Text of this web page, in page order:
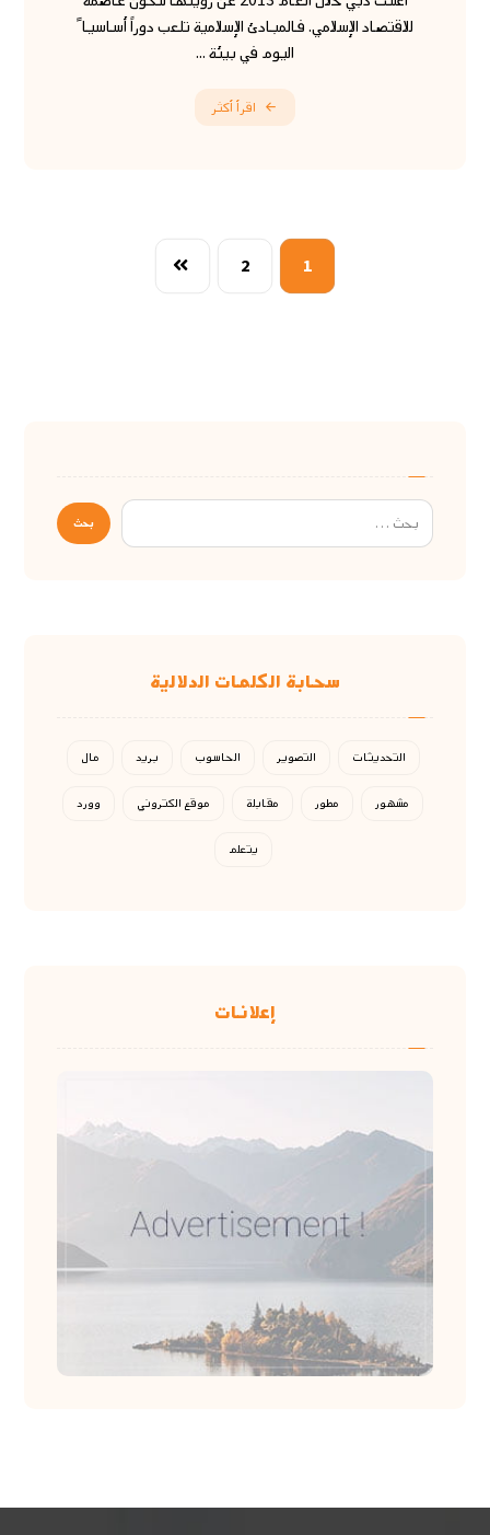
للاقتصاد الإسلامي. فالمبادئ الإسلامية تلعب دوراً أساسيا ً
اليوم في بيئة ...
اقرأ أكثر
1
2
سحابة الكلمات الدلالية
التحديثات التصوير الحاسوب بريد مال
مشهور مطور مقابلة موقع الكتروني وورد
يتعلم
إعلانات